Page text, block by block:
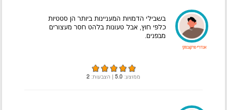
אנדריי טרקובסקי
בשבילי הדמויות המעניינות ביותר הן סטטיות
כלפי חוץ, אבל טעונות בלהט חסר מעצורים
מבפנים.
ממוצע: 5.0 | הצבעות: 2